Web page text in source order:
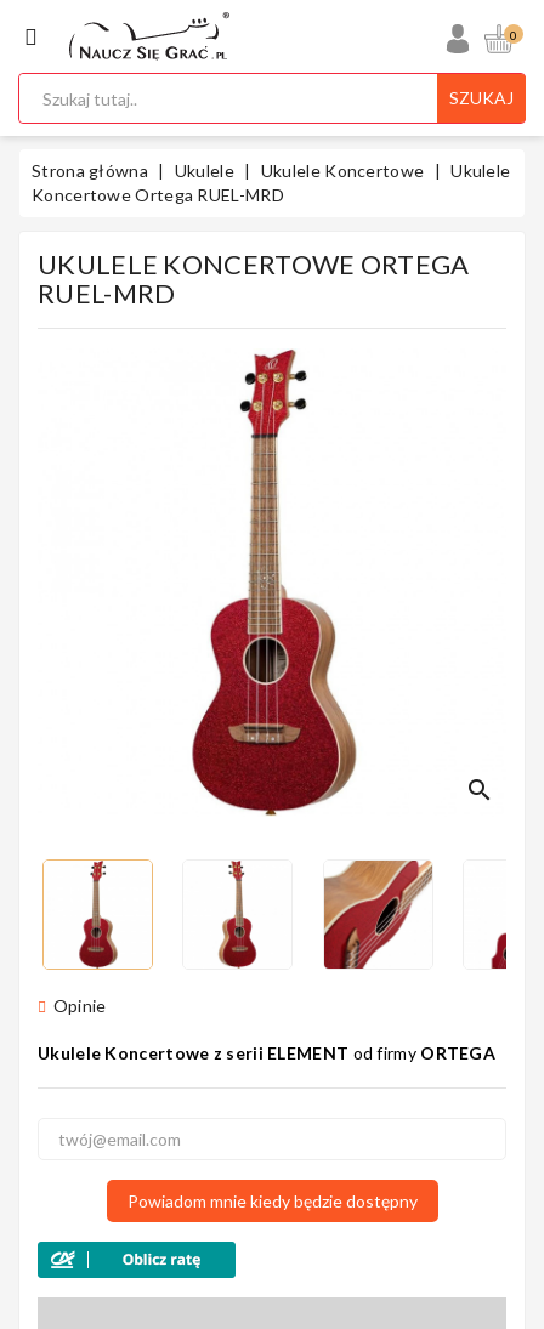
KATEGORIA
Ukulele
Gitary
Smyczkowe
Instrumenty
Dla Dzieci
Nagłośnienie
Akcesoria
0
SZUKAJ
Strona główna Ukulele Ukulele Koncertowe
Ukulele
Koncertowe Ortega RUEL-MRD
UKULELE KONCERTOWE ORTEGA
RUEL-MRD
search
Opinie
Ukulele Koncertowe z serii ELEMENT od firmy ORTEGA
Powiadom mnie kiedy będzie dostępny